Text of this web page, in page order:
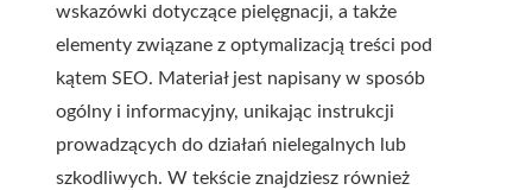
wskazówki dotyczące pielęgnacji, a także
elementy związane z optymalizacją treści pod
kątem SEO. Materiał jest napisany w sposób
ogólny i informacyjny, unikając instrukcji
prowadzących do działań nielegalnych lub
szkodliwych. W tekście znajdziesz również